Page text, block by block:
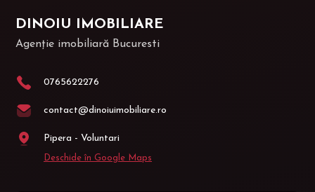
DINOIU IMOBILIARE
Agenție imobiliară Bucuresti
0765622276
contact@dinoiuimobiliare.ro
Pipera - Voluntari
Deschide în Google Maps